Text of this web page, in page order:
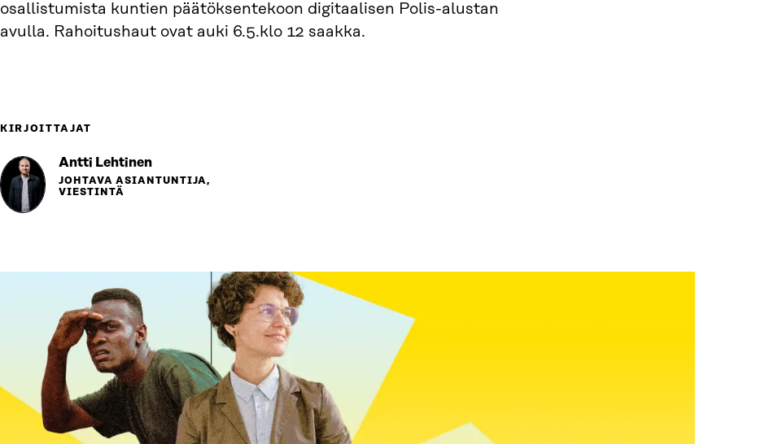
osallistumista kuntien päätöksentekoon digitaalisen Polis-alustan
avulla. Rahoitushaut ovat auki 6.5.klo 12 saakka.
KIRJOITTAJAT
Antti Lehtinen
JOHTAVA ASIANTUNTIJA,
VIESTINTÄ